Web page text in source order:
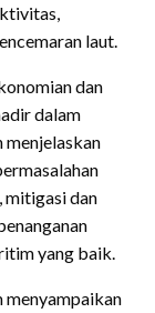
laut.
dan
dalam
mitigasi dan
yang baik.
menyampaikan